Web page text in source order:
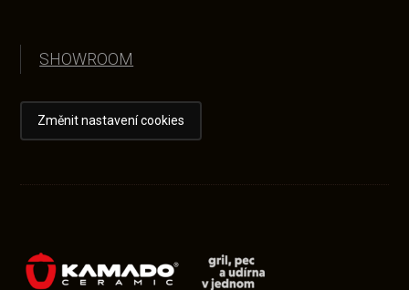
SHOWROOM
Změnit nastavení cookies